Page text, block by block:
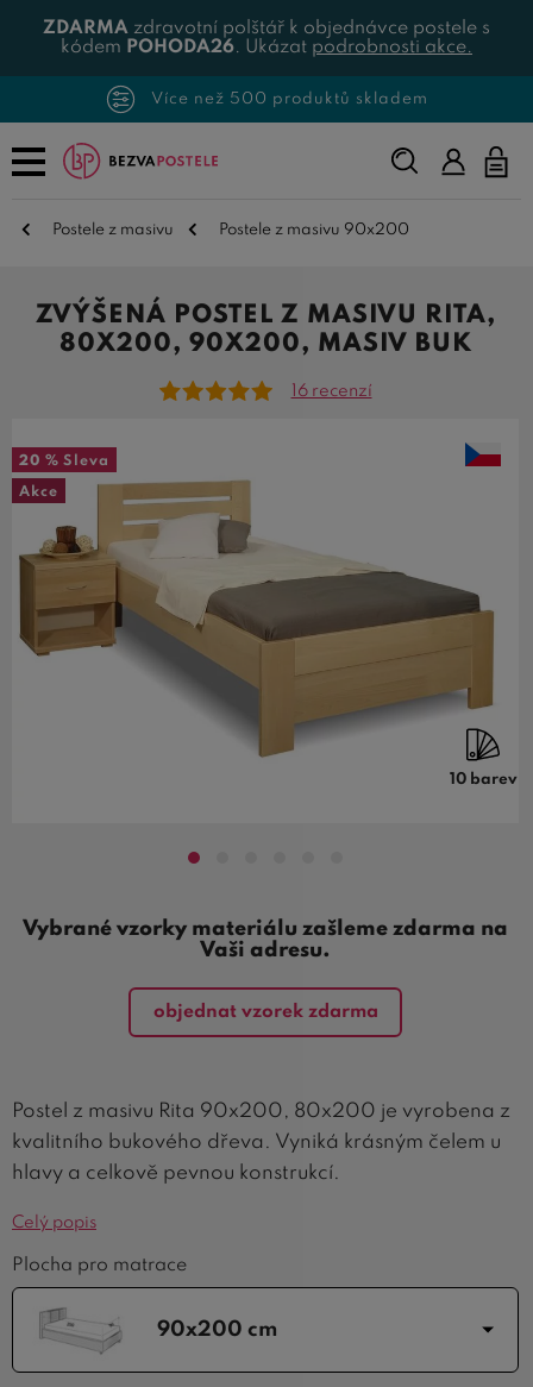
ZDARMA zdravotní polštář k objednávce postele s
kódem POHODA26. Ukázat podrobnosti akce.
Více než 500 produktů skladem
Napište,
co
Postele z masivu Postele z masivu 90x200
ZVÝŠENÁ POSTEL Z MASIVU RITA,
80X200, 90X200, MASIV BUK
16 recenzí
Postel z masivu Rita 90x200, 80x200 je vyrobena z
kvalitního bukového dřeva. Vyniká krásným čelem u
hlavy a celkově pevnou konstrukcí.
Celý popis
Plocha pro matrace
90x200 cm
20 % Sleva
Akce
10 barev
Vybrané vzorky materiálu zašleme zdarma na
Vaši adresu.
objednat vzorek zdarma